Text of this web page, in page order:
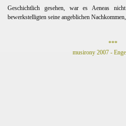
Geschichtlich gesehen, war es Aeneas
bewerkstelligten seine angeblichen
***
musirony 2007 -